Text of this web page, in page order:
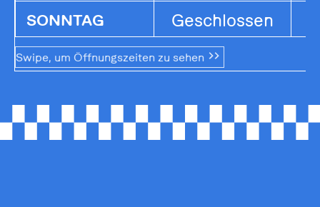
SONNTAG Geschlossen
Swipe, um Öffnungszeiten zu sehen